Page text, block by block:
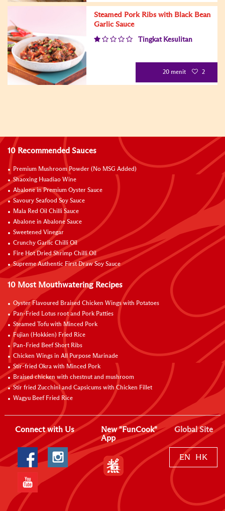
Steamed Pork Ribs with Black Bean
Garlic Sauce
Tingkat Kesulitan
20 menit 2
10 Recommended Sauces
Premium Mushroom Powder (No MSG Added)
Shaoxing Huadiao Wine
Abalone in Premium Oyster Sauce
Savoury Seafood Soy Sauce
Mala Red Oil Chilli Sauce
Abalone in Abalone Sauce
Sweetened Vinegar
Crunchy Garlic Chilli Oil
Fire Hot Dried Shrimp Chilli Oil
Supreme Authentic First Draw Soy Sauce
10 Most Mouthwatering Recipes
Oyster Flavoured Braised Chicken Wings with Potatoes
Pan-Fried Lotus root and Pork Patties
Steamed Tofu with Minced Pork
Fujian (Hokkien) Fried Rice
Pan-Fried Beef Short Ribs
Chicken Wings in All Purpose Marinade
Stir-fried Okra with Minced Pork
Braised chicken with chestnut and mushroom
Stir fried Zucchini and Capsicums with Chicken Fillet
Wagyu Beef Fried Rice
Connect with Us
New "FunCook"
App
Global Site
EN HK